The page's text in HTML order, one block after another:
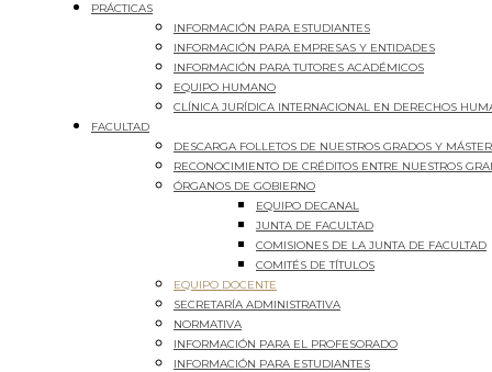
PRÁCTICAS
INFORMACIÓN PARA ESTUDIANTES
INFORMACIÓN PARA EMPRESAS Y ENTIDADES
INFORMACIÓN PARA TUTORES ACADÉMICOS
EQUIPO HUMANO
CLÍNICA JURÍDICA INTERNACIONAL EN DERECHOS
FACULTAD
DESCARGA FOLLETOS DE NUESTROS GRADOS Y
RECONOCIMIENTO DE CRÉDITOS ENTRE NUESTROS
ÓRGANOS DE GOBIERNO
EQUIPO DECANAL
JUNTA DE FACULTAD
COMISIONES DE LA JUNTA DE FACULTAD
COMITÉS DE TÍTULOS
EQUIPO DOCENTE
SECRETARÍA ADMINISTRATIVA
NORMATIVA
INFORMACIÓN PARA EL PROFESORADO
INFORMACIÓN PARA ESTUDIANTES